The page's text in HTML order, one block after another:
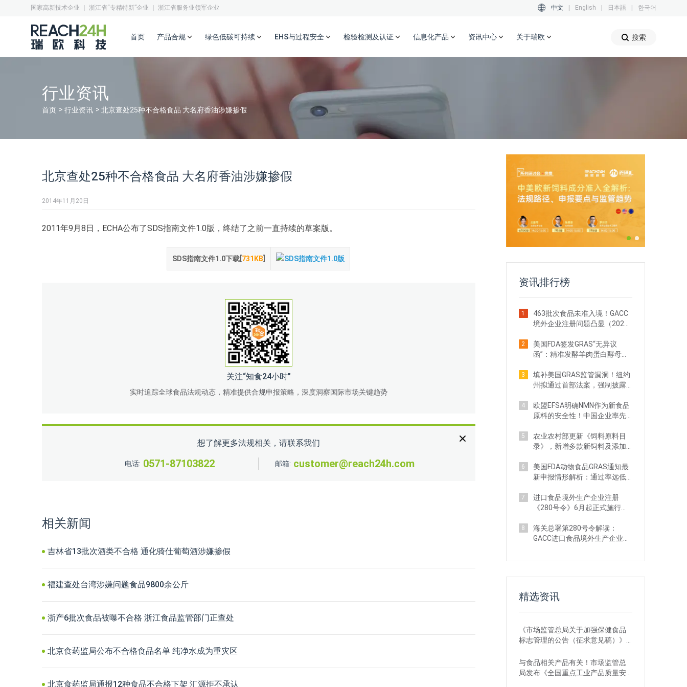
国家高新技术企业 ｜ 浙江省“专精特新”企业 ｜ 浙江省服务业领军企业 中文 English 日本語 한국어
首页 产品合规 绿色低碳可持续 EHS与过程安全 检验检测及认证 信息化产品 资讯中心 关于瑞欧 搜索
行业资讯
首页 行业资讯 北京查处25种不合格食品 大名府香油涉嫌掺假
北京查处25种不合格食品 大名府香油涉嫌掺假
2014年11月20日
2011年9月8日，ECHA公布了SDS指南文件1.0版，终结了之前一直持续的草案版。
SDS指南文件1.0下载[ 731KB
关注“知食24小时”
实时追踪全球食品法规动态，精准提供合规申报策略，深度洞察国际市场关键趋势
想了解更多法规相关，请联系我们
电话: 0571-87103822 邮箱: customer@reach24h.com
相关新闻
吉林省13批次酒类不合格 通化骑仕葡萄酒涉嫌掺假
福建查处台湾涉嫌问题食品9800余公斤
浙产6批次食品被曝不合格 浙江食品监管部门正查处
北京食药监局公布不合格食品名单 纯净水成为重灾区
北京食药监局通报12种食品不合格下架 汇源拒不承认
资讯排行榜
1
463批次食品未准入境！GACC
境外企业注册问题凸显（2026
2
美国FDA签发GRAS“无异议
函”：精准发酵羊肉蛋白酵母获
3
填补美国GRAS监管漏洞！纽约
州拟通过首部法案，强制披露
4
欧盟EFSA明确NMN作为新食品
原料的安全性！中国企业率先
5
农业农村部更新《饲料原料目
录》，新增多款新饲料及添加
6
美国FDA动物食品GRAS通知最
新申报情形解析：通过率远低
7
进口食品境外生产企业注册
《280号令》6月起正式施行：
8
海关总署第280号令解读：
GACC进口食品境外生产企业注
精选资讯
《市场监管总局关于加强保健食品
标志管理的公告（征求意见稿）》
与食品相关产品有关！市场监管总
局发布《全国重点工业产品质量安